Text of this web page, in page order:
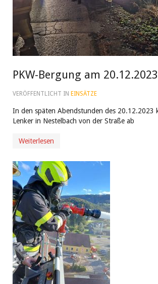
PKW-Bergung am 20.12.2023
VERÖFFENTLICHT IN EINSÄTZE
In den späten Abendstunden des 20.12.2023
Lenker in Nestelbach von der Straße ab
Weiterlesen